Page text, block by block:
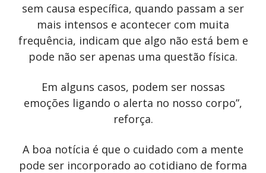
sem causa específica, quando passam a ser
mais intensos e acontecer com muita
frequência, indicam que algo não está bem e
pode não ser apenas uma questão física.
Em alguns casos, podem ser nossas
emoções ligando o alerta no nosso corpo”,
reforça.
A boa notícia é que o cuidado com a mente
pode ser incorporado ao cotidiano de forma